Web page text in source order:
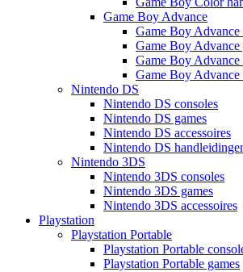
Game Boy Advance
Game Boy Advance
Game Boy Advance
Game Boy Advance
Game Boy Advance
Nintendo DS
Nintendo DS consoles
Nintendo DS games
Nintendo DS accessoires
Nintendo DS
Nintendo 3DS
Nintendo 3DS consoles
Nintendo 3DS games
Nintendo 3DS accessoires
Playstation
Playstation Portable
Playstation Portable
Playstation Portable games